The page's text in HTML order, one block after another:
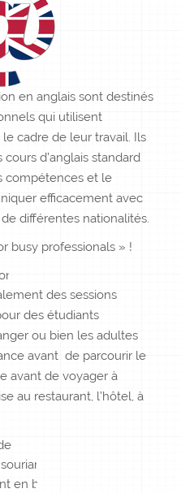
en anglais sont destinés
qui utilisent
cadre de leur travail. Ils
d’anglais standard
compétences et le
efficacement avec
différentes nationalités.
busy professionals » !
des sessions
des étudiants
ou bien les adultes
avant de parcourir le
avant de voyager à
au restaurant, l’hôtel, à